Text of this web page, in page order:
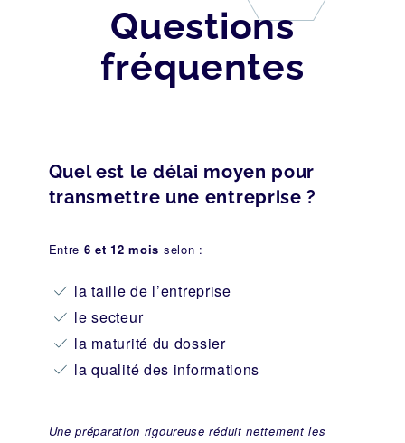
Questions
fréquentes
Quel est le délai moyen pour
transmettre une entreprise ?
Entre 6 et 12 mois selon :
la taille de l’entreprise
le secteur
la maturité du dossier
la qualité des informations
Une préparation rigoureuse réduit nettement les